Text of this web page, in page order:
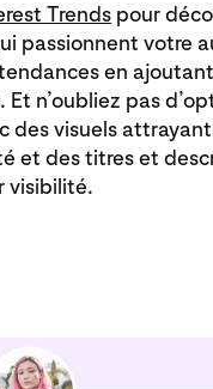
Trends pour
passionnent votre
en
n’oubliez pas
des visuels
et des titres et
visibilité.